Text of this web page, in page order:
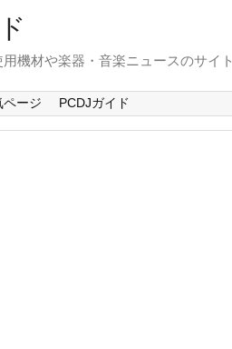
機材や楽器・音楽ニュースのサイト
ページ PCDJガイド